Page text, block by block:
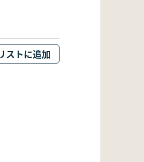
ストに追加